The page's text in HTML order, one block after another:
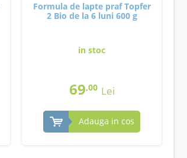
Formula de lapte praf Topfer
2 Bio de la 6 luni 600 g
in stoc
69,00 Lei
Adauga in cos